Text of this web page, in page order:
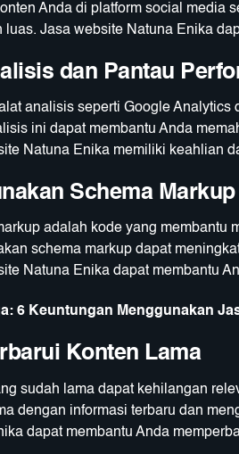
Anda di platform social media
luas. Jasa website Natuna Enika
dan Pantau
analisis seperti Google
ini dapat membantu Anda
Natuna Enika memiliki keahlian
Schema Markup
adalah kode yang membantu
schema markup dapat
Natuna Enika dapat membantu
6 Keuntungan Menggunakan
Konten Lama
sudah lama dapat kehilangan
dengan informasi terbaru dan
dapat membantu Anda